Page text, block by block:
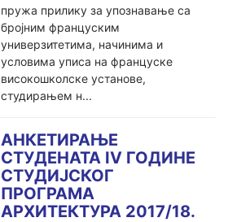
пружа прилику за упознавање са
бројним француским
универзитетима, начинима и
условима уписа на француске
високошколске установе,
студирањем н...
АНКЕТИРАЊЕ
СТУДЕНАТА IV ГОДИНЕ
СТУДИЈСКОГ
ПРОГРАМА
АРХИТЕКТУРА 2017/18.